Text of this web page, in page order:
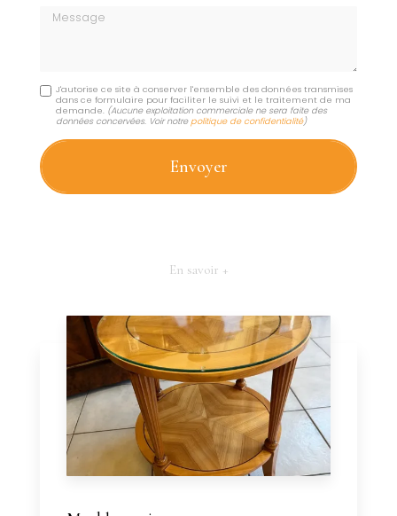
Message
J'autorise ce site à conserver l'ensemble des données transmises
dans ce formulaire pour faciliter le suivi et le traitement de ma
demande. (Aucune exploitation commerciale ne sera faite des
données concervées. Voir notrepolitique de confidentialité)
En savoir +